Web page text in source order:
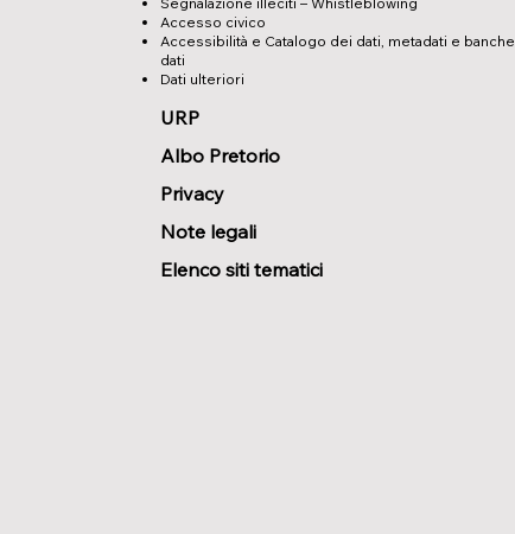
Accesso civico
Accessibilità e Catalogo dei dati, metadati e banche
dati
Dati ulteriori
URP
Albo Pretorio
Privacy
Note legali
Elenco siti tematici